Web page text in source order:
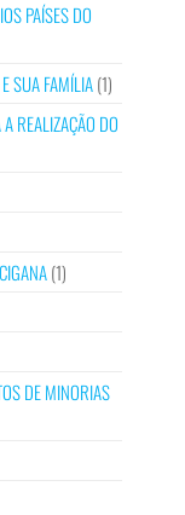
PAÍSES DO
SUA FAMÍLIA(1)
REALIZAÇÃO DO
(1)
DE MINORIAS